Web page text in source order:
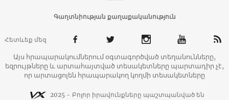
Գաղտնիության քաղաքականություն
Հետևեք մեզ
Այս հրապարակումներում օգտագործված տեղանունները,
եզրույթները և արտահայտված տեսակետները պարտադիր չէ,
որ արտացոլեն հրապարակող կողմի տեսակետները
2025 - Բոլոր իրավունքները պաշտպանված են